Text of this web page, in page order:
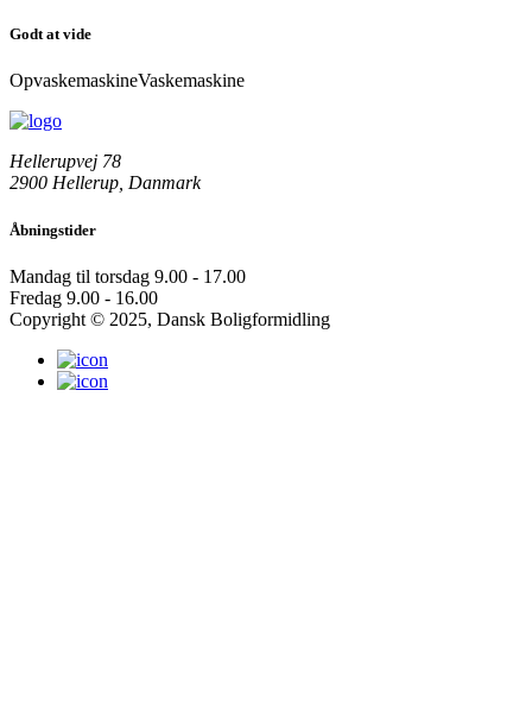
Godt at vide
OpvaskemaskineVaskemaskine
Hellerupvej 78
2900 Hellerup, Danmark
Åbningstider
Mandag til torsdag 9.00 - 17.00
Fredag 9.00 - 16.00
Copyright © 2025, Dansk Boligformidling